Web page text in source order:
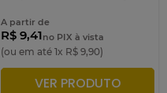
A partir de
R$ 9,41no PIX à vista
(ou em até 1x R$ 9,90)
ADICIONAR À SACOLA
VER PRODUTO